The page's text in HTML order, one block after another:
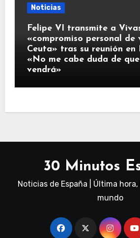
Noticias
Felipe VI transmite a
«compromiso personal de
Ceuta» tras su reunión en
«No me cabe duda de
vendrá»
30 Minutos
Noticias de España | Última hora,
mundo